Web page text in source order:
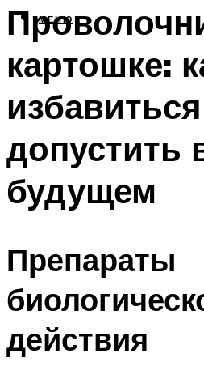
МЕНЮ
картошке:
допустить
будущем
Препараты
действия